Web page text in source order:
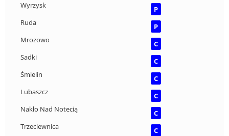
Wyrzysk
P
Ruda
P
Mrozowo
C
Sadki
C
Śmielin
C
Lubaszcz
C
Nakło Nad Notecią
C
Trzeciewnica
C